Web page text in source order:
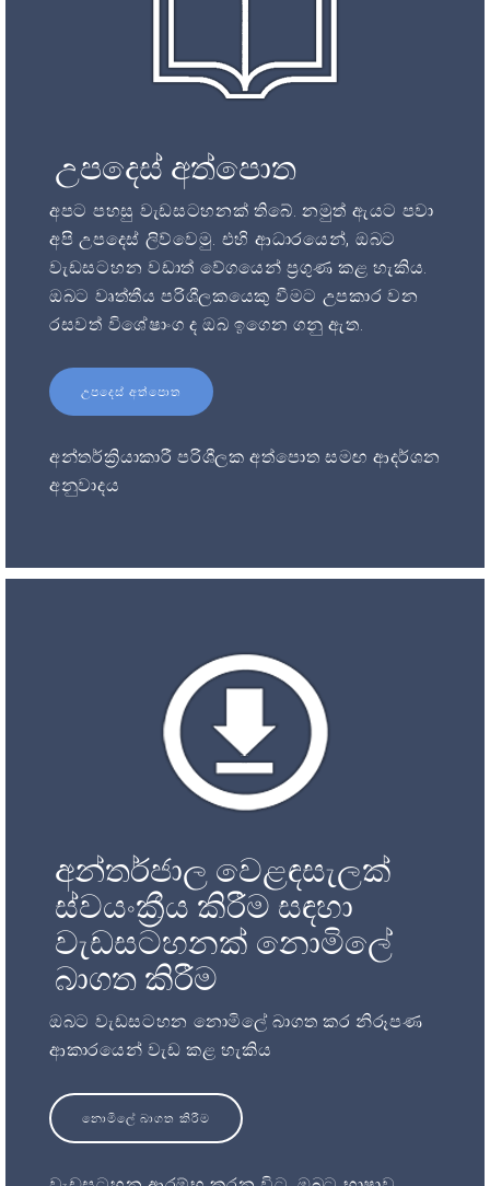
උපදෙස් අත්පොත
අපට පහසු වැඩසටහනක් තිබේ. නමුත් ඇයට පවා
අපි උපදෙස් ලිව්වෙමු. එහි ආධාරයෙන්, ඔබට
වැඩසටහන වඩාත් වේගයෙන් ප්‍රගුණ කළ හැකිය.
ඔබට වෘත්තීය පරිශීලකයෙකු වීමට උපකාර වන
රසවත් විශේෂාංග ද ඔබ ඉගෙන ගනු ඇත.
උපදෙස් අත්පොත
අන්තර්ක්‍රියාකාරී පරිශීලක අත්පොත සමඟ ආදර්ශන
අනුවාදය
අන්තර්ජාල වෙළඳසැලක්
ස්වයංක්‍රීය කිරීම සඳහා
වැඩසටහනක් නොමිලේ
බාගත කිරීම
ඔබට වැඩසටහන නොමිලේ බාගත කර නිරූපණ
ආකාරයෙන් වැඩ කළ හැකිය
නොමිලේ බාගත කිරීම